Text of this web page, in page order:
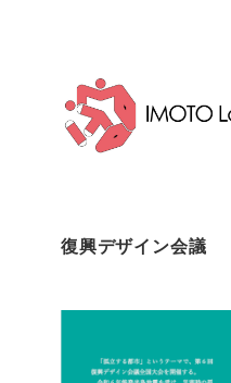
復興デザイン会議